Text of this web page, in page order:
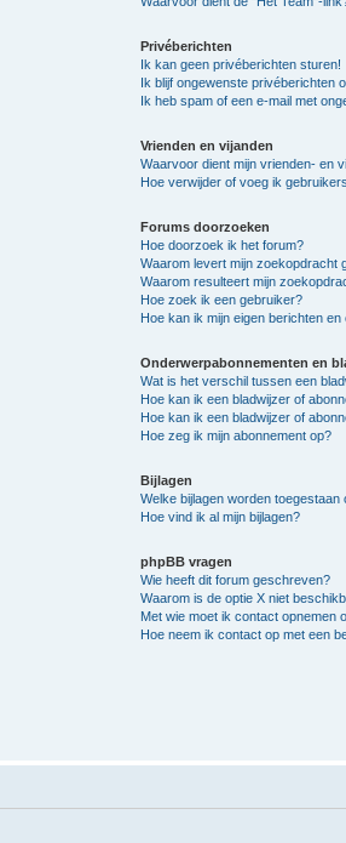
Privéberichten
Ik kan geen privéberichten sturen!
Ik blijf ongewenste privéberichten
Ik heb spam of een e-mail met
Vrienden en vijanden
Waarvoor dient mijn vrienden- en
Hoe verwijder of voeg ik
Forums doorzoeken
Hoe doorzoek ik het forum?
Waarom levert mijn zoekopdracht
Waarom resulteert mijn
Hoe zoek ik een gebruiker?
Hoe kan ik mijn eigen berichten
Onderwerpabonnementen en
Wat is het verschil tussen een
Hoe kan ik een bladwijzer of
Hoe kan ik een bladwijzer of
Hoe zeg ik mijn abonnement op?
Bijlagen
Welke bijlagen worden toegestaan
Hoe vind ik al mijn bijlagen?
phpBB vragen
Wie heeft dit forum geschreven?
Waarom is de optie X niet
Met wie moet ik contact opnemen
Hoe neem ik contact op met een